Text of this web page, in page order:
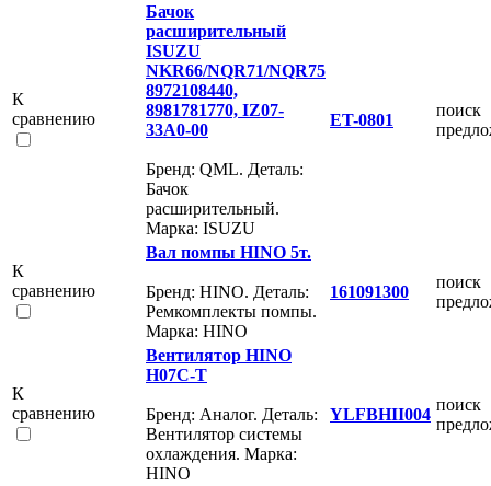
К
сравнению
Бачок
расширительный
ISUZU
NKR66/NQR71/NQR75
8972108440,
8981781770, IZ07-
33A0-00
Бренд: QML. Деталь:
Бачок
расширительный.
Марка: ISUZU
ET-0801
поиск
К
сравнению
Вал помпы HINO 5т.
Бренд: HINO. Деталь:
Ремкомплекты помпы.
Марка: HINO
161091300
поиск
К
сравнению
Вентилятор HINO
H07C-T
Бренд: Аналог. Деталь:
Вентилятор системы
охлаждения. Марка:
HINO
YLFBHII004
поиск